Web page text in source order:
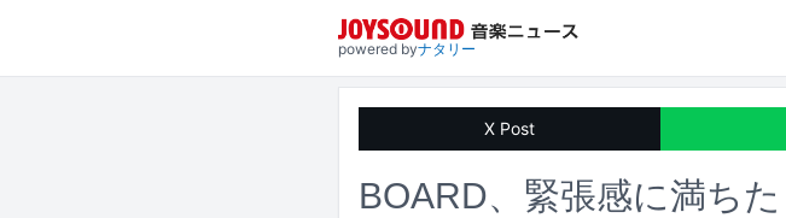
powered byナタリー
X Post
BOARD、緊張感に満ち